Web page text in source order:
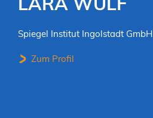
Spiegel Institut Ingolstadt GmbH
Zum Profil